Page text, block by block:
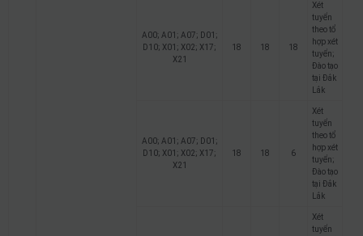
A00; A01; A07; D01;
D10; X01; X02; X17;
X21
18 18 18
Xét
tuyển
theo tổ
hợp xét
tuyển;
Đào tạo
tại Đắk
Lắk
A00; A01; A07; D01;
D10; X01; X02; X17;
X21
18 18 6
Xét
tuyển
theo tổ
hợp xét
tuyển;
Đào tạo
tại Đắk
Lắk
Xét
tuyển